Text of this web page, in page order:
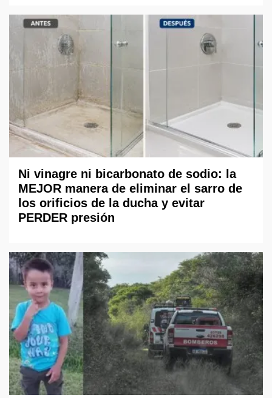
Ni vinagre ni bicarbonato de sodio: la
MEJOR manera de eliminar el sarro de
los orificios de la ducha y evitar
PERDER presión